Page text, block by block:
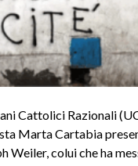
Cattolici Razionali
Marta Cartabia
Weiler, colui che ha